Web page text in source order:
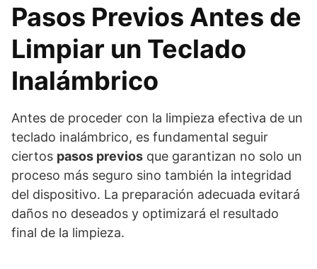
Pasos Previos Antes de
Limpiar un Teclado
Inalámbrico
Antes de proceder con la limpieza efectiva de un
teclado inalámbrico, es fundamental seguir
ciertos pasos previos que garantizan no solo un
proceso más seguro sino también la integridad
del dispositivo. La preparación adecuada evitará
daños no deseados y optimizará el resultado
final de la limpieza.